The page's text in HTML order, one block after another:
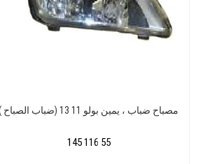
مصباح ضباب ، يمين بولو 11 13 (ضباب الصباح )
145 116 55